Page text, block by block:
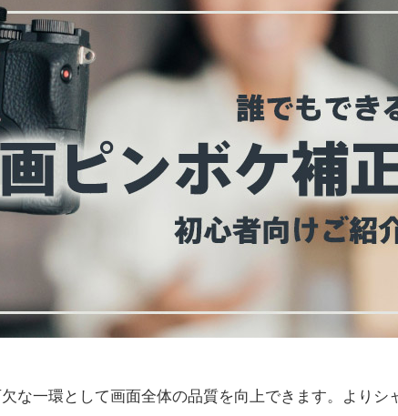
な一環として画面全体の品質を向上できます。よりシ